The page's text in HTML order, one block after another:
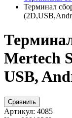
Терминал
Mertech
USB,
Сравнить
Артикул: 4085